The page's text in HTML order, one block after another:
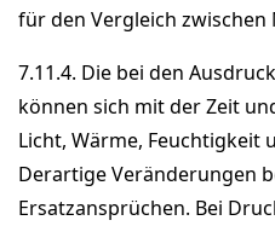
für den Vergleich
7.11.4. Die bei den
können sich mit der Zeit
Licht, Wärme, Feuchtigkeit
Derartige Veränderungen
Ersatzansprüchen. Bei